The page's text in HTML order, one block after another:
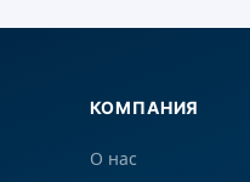
КОМПАНИЯ
О нас